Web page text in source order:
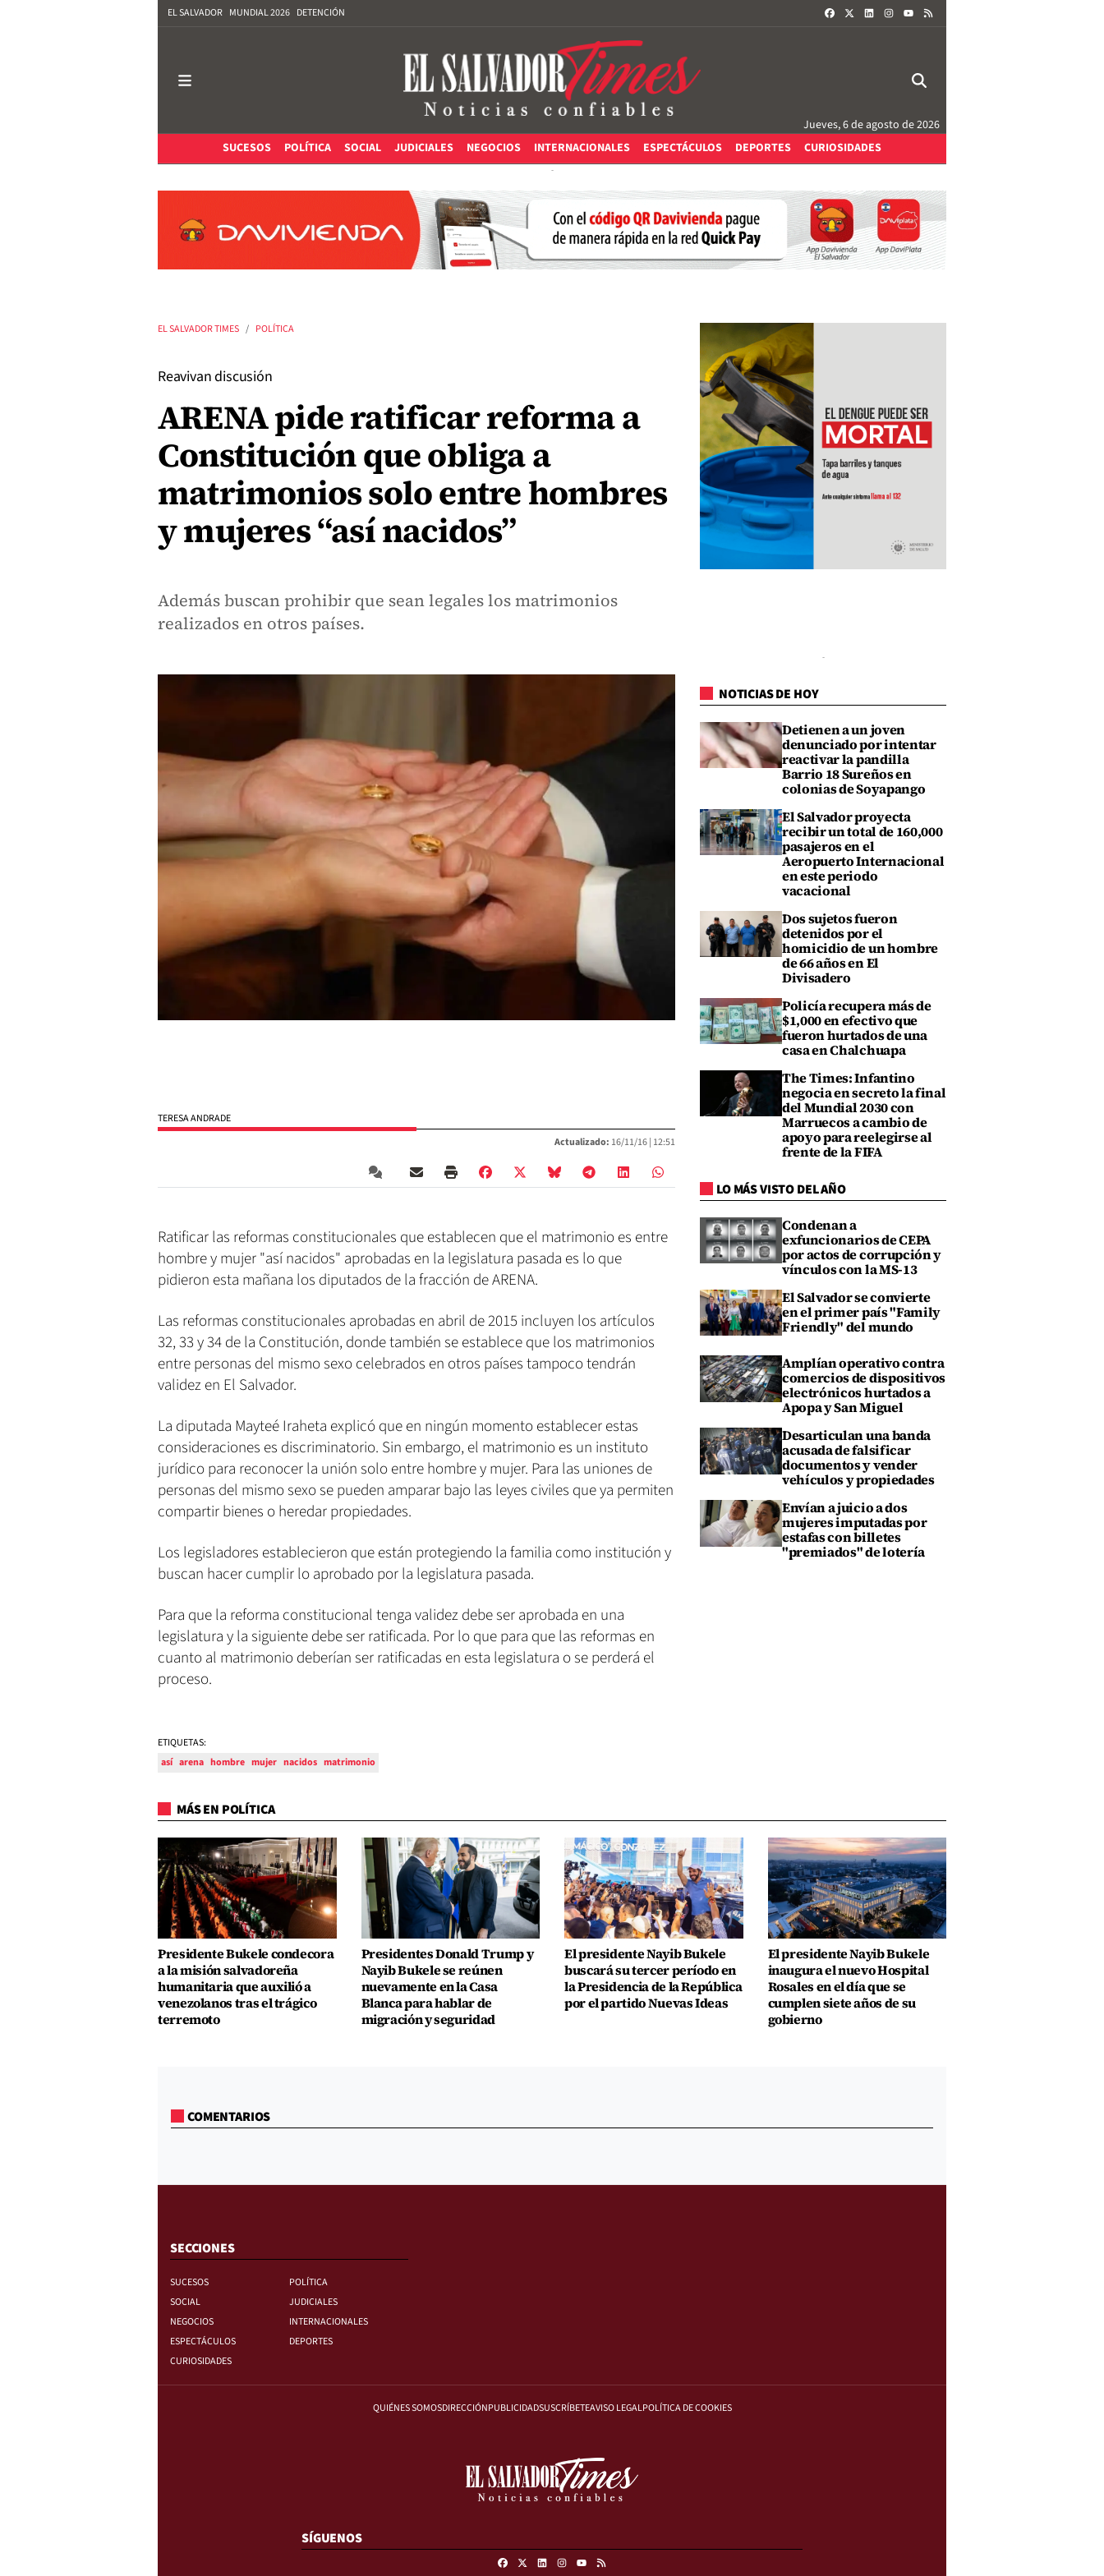
EL SALVADOR MUNDIAL 2026 DETENCIÓN FACEBOOKLINKEDININSTAGRAM
Jueves, 6 de agosto de 2026
SUCESOS
POLÍTICA SOCIAL JUDICIALES NEGOCIOS INTERNACIONALES ESPECTÁCULOS DEPORTES CURIOSIDADES
EL SALVADOR TIMES POLÍTICA
Reavivan discusión
ARENA pide ratificar reforma a
Constitución que obliga a
matrimonios solo entre hombres
y mujeres “así nacidos”
Además buscan prohibir que sean legales los matrimonios
realizados en otros países.
TERESA ANDRADE
Actualizado: 16/11/16 | 12:51
Ratificar las reformas constitucionales que establecen que el matrimonio es entre
hombre y mujer "así nacidos" aprobadas en la legislatura pasada es lo que
pidieron esta mañana los diputados de la fracción de ARENA.
Las reformas constitucionales aprobadas en abril de 2015 incluyen los artículos
32, 33 y 34 de la Constitución, donde también se establece que los matrimonios
entre personas del mismo sexo celebrados en otros países tampoco tendrán
validez en El Salvador.
La diputada Mayteé Iraheta explicó que en ningún momento establecer estas
consideraciones es discriminatorio. Sin embargo, el matrimonio es un instituto
jurídico para reconocer la unión solo entre hombre y mujer. Para las uniones de
personas del mismo sexo se pueden amparar bajo las leyes civiles que ya permiten
compartir bienes o heredar propiedades.
Los legisladores establecieron que están protegiendo la familia como institución y
buscan hacer cumplir lo aprobado por la legislatura pasada.
Para que la reforma constitucional tenga validez debe ser aprobada en una
legislatura y la siguiente debe ser ratificada. Por lo que para que las reformas en
cuanto al matrimonio deberían ser ratificadas en esta legislatura o se perderá el
proceso.
ETIQUETAS:
así arena hombre mujer nacidos matrimonio
NOTICIAS DE HOY
Detienen a un joven
denunciado por intentar
reactivar la pandilla
Barrio 18 Sureños en
colonias de Soyapango
El Salvador proyecta
recibir un total de 160,000
pasajeros en el
Aeropuerto Internacional
en este periodo
vacacional
Dos sujetos fueron
detenidos por el
homicidio de un hombre
de 66 años en El
Divisadero
Policía recupera más de
$1,000 en efectivo que
fueron hurtados de una
casa en Chalchuapa
The Times: Infantino
negocia en secreto la final
del Mundial 2030 con
Marruecos a cambio de
apoyo para reelegirse al
frente de la FIFA
LO MÁS VISTO DEL AÑO
Condenan a
exfuncionarios de CEPA
por actos de corrupción y
vínculos con la MS-13
El Salvador se convierte
en el primer país "Family
Friendly" del mundo
Amplían operativo contra
comercios de dispositivos
electrónicos hurtados a
Apopa y San Miguel
Desarticulan una banda
acusada de falsificar
documentos y vender
vehículos y propiedades
Envían a juicio a dos
mujeres imputadas por
estafas con billetes
"premiados" de lotería
MÁS EN POLÍTICA
Presidente Bukele condecora
a la misión salvadoreña
humanitaria que auxilió a
venezolanos tras el trágico
terremoto
Presidentes Donald Trump y
Nayib Bukele se reúnen
nuevamente en la Casa
Blanca para hablar de
migración y seguridad
El presidente Nayib Bukele
buscará su tercer período en
la Presidencia de la República
por el partido Nuevas Ideas
El presidente Nayib Bukele
inaugura el nuevo Hospital
Rosales en el día que se
cumplen siete años de su
gobierno
COMENTARIOS
SECCIONES
SUCESOS
POLÍTICA
SOCIAL
JUDICIALES
NEGOCIOS
INTERNACIONALES
ESPECTÁCULOS
DEPORTES
CURIOSIDADES
QUIÉNES SOMOSDIRECCIÓNPUBLICIDADSUSCRÍBETEAVISO LEGALPOLÍTICA DE COOKIES
SÍGUENOS
FacebookLinkedinInstagram